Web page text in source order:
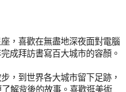
，喜歡在無盡地深夜面對電腦
成拜訪書寫百大城市的容顏。
，到世界各大城市留下足跡，
解背後的故事。喜歡逛美術